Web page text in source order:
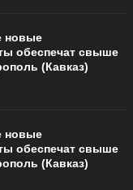
новые
обеспечат свыше
(Кавказ)
новые
обеспечат свыше
(Кавказ)